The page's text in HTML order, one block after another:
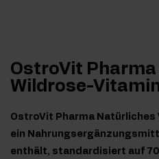
OstroVit
Wildrose-
OstroVit Pharma Natürliches
ein
enthält, standardisiert auf